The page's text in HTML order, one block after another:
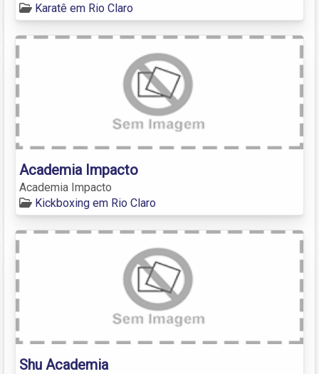
Karatê em Rio Claro
Academia Impacto
Academia Impacto
Kickboxing em Rio Claro
Shu Academia